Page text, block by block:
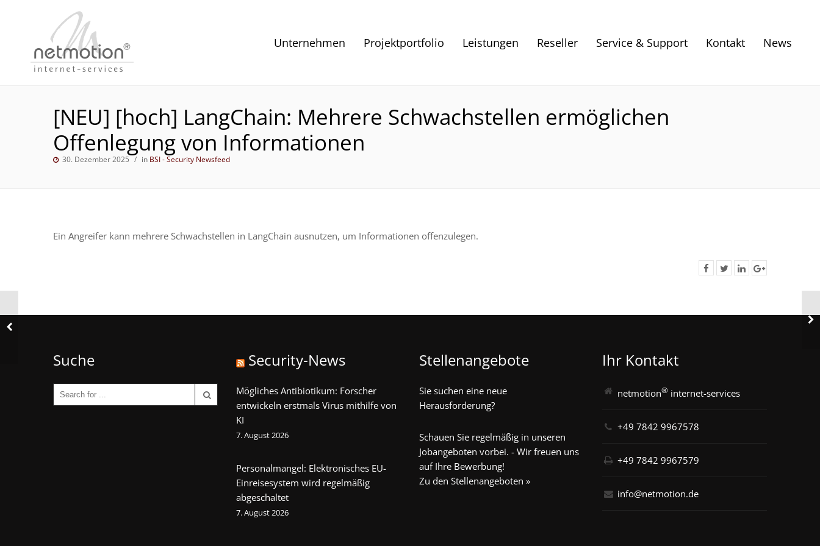
Unternehmen Projektportfolio Leistungen Reseller Service & Support Kontakt News
[NEU] [hoch] LangChain: Mehrere Schwachstellen ermöglichen
Offenlegung von Informationen
30. Dezember 2025 in BSI - Security Newsfeed
Ein Angreifer kann mehrere Schwachstellen in LangChain ausnutzen, um Informationen offenzulegen.
Suche Security-News
Mögliches Antibiotikum: Forscher
entwickeln erstmals Virus mithilfe von
KI
7. August 2026
Personalmangel: Elektronisches EU-
Einreisesystem wird regelmäßig
abgeschaltet
7. August 2026
Stellenangebote
Sie suchen eine neue
Herausforderung?
Schauen Sie regelmäßig in unseren
Jobangeboten vorbei. - Wir freuen uns
auf Ihre Bewerbung!
Zu den Stellenangeboten »
Ihr Kontakt
netmotion® internet-services
+49 7842 9967578
+49 7842 9967579
info@netmotion.de